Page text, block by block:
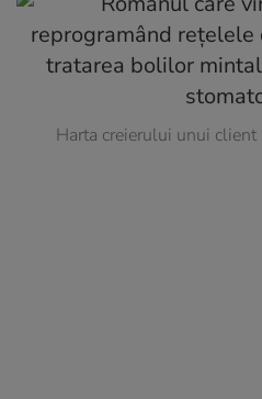
Harta creierului unui